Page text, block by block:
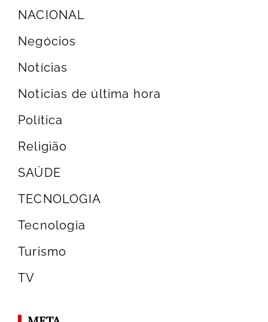
NACIONAL
Negócios
Notícias
Noticias de última hora
Política
Religião
SAÚDE
TECNOLOGIA
Tecnologia
Turismo
TV